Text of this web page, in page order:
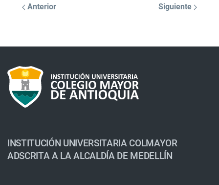
Anterior Siguiente
INSTITUCIÓN UNIVERSITARIA COLMAYOR
ADSCRITA A LA ALCALDÍA DE MEDELLÍN